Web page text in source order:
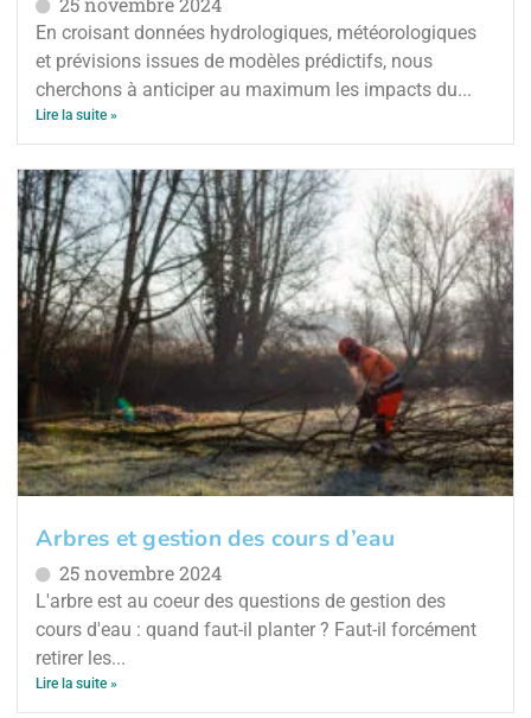
En croisant données hydrologiques, météorologiques
et prévisions issues de modèles prédictifs, nous
cherchons à anticiper au maximum les impacts du...
Lire la suite »
Arbres et gestion des cours d’eau
25 novembre 2024
L'arbre est au coeur des questions de gestion des
cours d'eau : quand faut-il planter ? Faut-il forcément
retirer les...
Lire la suite »